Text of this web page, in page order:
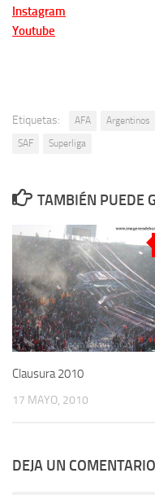
Instagram
Youtube
Etiquetas: AFA Argentinos
SAF
Superliga
TAMBIÉN PUEDE
Clausura 2010
17 MAYO, 2010
DEJA UN COMENTARIO